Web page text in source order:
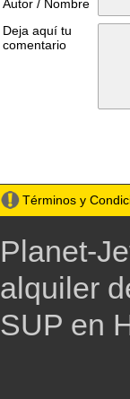
Autor / Nombre
Deja aquí tu
comentario
Términos y
Planet-
alquiler
SUP en